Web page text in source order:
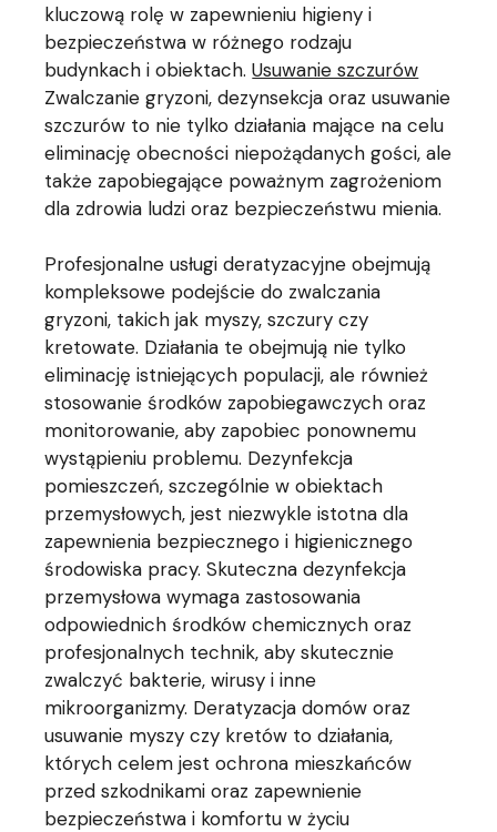
kluczową rolę w zapewnieniu higieny i
bezpieczeństwa w różnego rodzaju
budynkach i obiektach.Usuwanie szczurów
Zwalczanie gryzoni, dezynsekcja oraz usuwanie
szczurów to nie tylko działania mające na celu
eliminację obecności niepożądanych gości, ale
także zapobiegające poważnym zagrożeniom
dla zdrowia ludzi oraz bezpieczeństwu mienia.
Profesjonalne usługi deratyzacyjne obejmują
kompleksowe podejście do zwalczania
gryzoni, takich jak myszy, szczury czy
kretowate. Działania te obejmują nie tylko
eliminację istniejących populacji, ale również
stosowanie środków zapobiegawczych oraz
monitorowanie, aby zapobiec ponownemu
wystąpieniu problemu. Dezynfekcja
pomieszczeń, szczególnie w obiektach
przemysłowych, jest niezwykle istotna dla
zapewnienia bezpiecznego i higienicznego
środowiska pracy. Skuteczna dezynfekcja
przemysłowa wymaga zastosowania
odpowiednich środków chemicznych oraz
profesjonalnych technik, aby skutecznie
zwalczyć bakterie, wirusy i inne
mikroorganizmy. Deratyzacja domów oraz
usuwanie myszy czy kretów to działania,
których celem jest ochrona mieszkańców
przed szkodnikami oraz zapewnienie
bezpieczeństwa i komfortu w życiu